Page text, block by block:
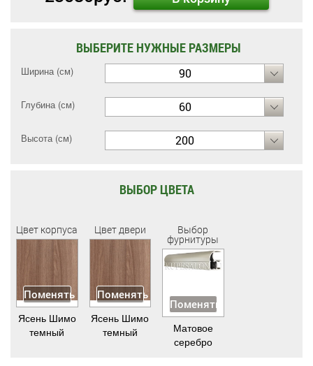
ВЫБЕРИТЕ НУЖНЫЕ РАЗМЕРЫ
Ширина (см) 90
Глубина (см) 60
Высота (см) 200
ВЫБОР ЦВЕТА
Цвет корпуса
Поменять
Ясень Шимо
темный
Цвет двери
Поменять
Ясень Шимо
темный
Выбор
фурнитуры
Поменять
Матовое
серебро